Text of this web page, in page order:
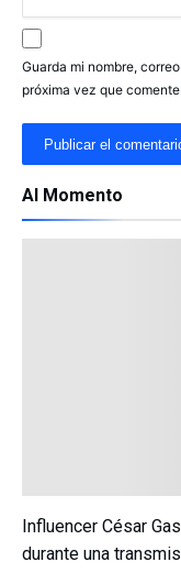
Guarda mi nombre,
próxima vez que
Al Momento
Influencer César
durante una